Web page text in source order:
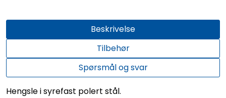
Beskrivelse
Tilbehør
Spørsmål og svar
Hengsle i syrefast polert stål.